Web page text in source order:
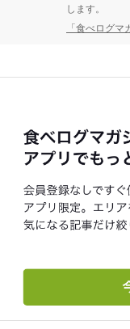
します。
「食べログ